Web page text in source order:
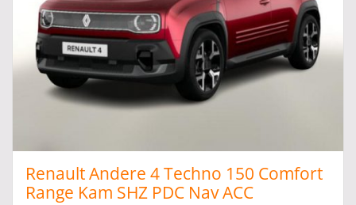
Renault Andere 4 Techno 150 Comfort
Range Kam SHZ PDC Nav ACC